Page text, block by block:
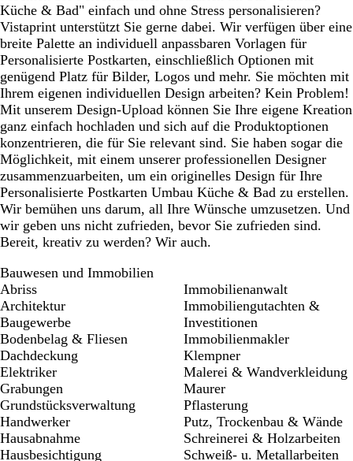
Küche & Bad" einfach und ohne Stress personalisieren?
Vistaprint unterstützt Sie gerne dabei. Wir verfügen über eine
breite Palette an individuell anpassbaren Vorlagen für
Personalisierte Postkarten, einschließlich Optionen mit
genügend Platz für Bilder, Logos und mehr. Sie möchten mit
Ihrem eigenen individuellen Design arbeiten? Kein Problem!
Mit unserem Design-Upload können Sie Ihre eigene Kreation
ganz einfach hochladen und sich auf die Produktoptionen
konzentrieren, die für Sie relevant sind. Sie haben sogar die
Möglichkeit, mit einem unserer professionellen Designer
zusammenzuarbeiten, um ein originelles Design für Ihre
Personalisierte Postkarten Umbau Küche & Bad zu erstellen.
Wir bemühen uns darum, all Ihre Wünsche umzusetzen. Und
wir geben uns nicht zufrieden, bevor Sie zufrieden sind.
Bereit, kreativ zu werden? Wir auch.
Bauwesen und Immobilien
Abriss
Architektur
Baugewerbe
Bodenbelag & Fliesen
Dachdeckung
Elektriker
Grabungen
Grundstücksverwaltung
Handwerker
Hausabnahme
Hausbesichtigung
Immobilienanwalt
Immobiliengutachten &
Investitionen
Immobilienmakler
Klempner
Malerei & Wandverkleidung
Maurer
Pflasterung
Putz, Trockenbau & Wände
Schreinerei & Holzarbeiten
Schweiß- u. Metallarbeiten